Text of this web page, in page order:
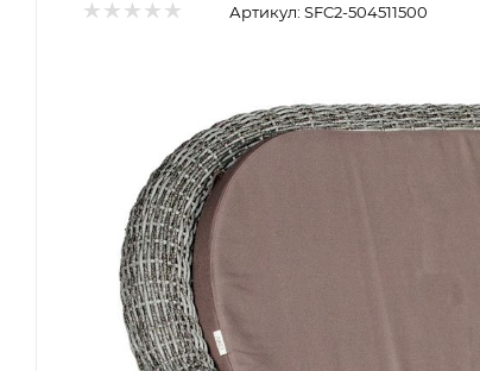
Артикул: SFC2-504511500